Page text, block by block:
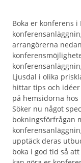
Boka er konferens
arrangörerna
Ljusdal i olika
hittar tips och
på hemsidorna
Söker nu något
bokningsförfrågan
upptäck deras
boka i god tid så